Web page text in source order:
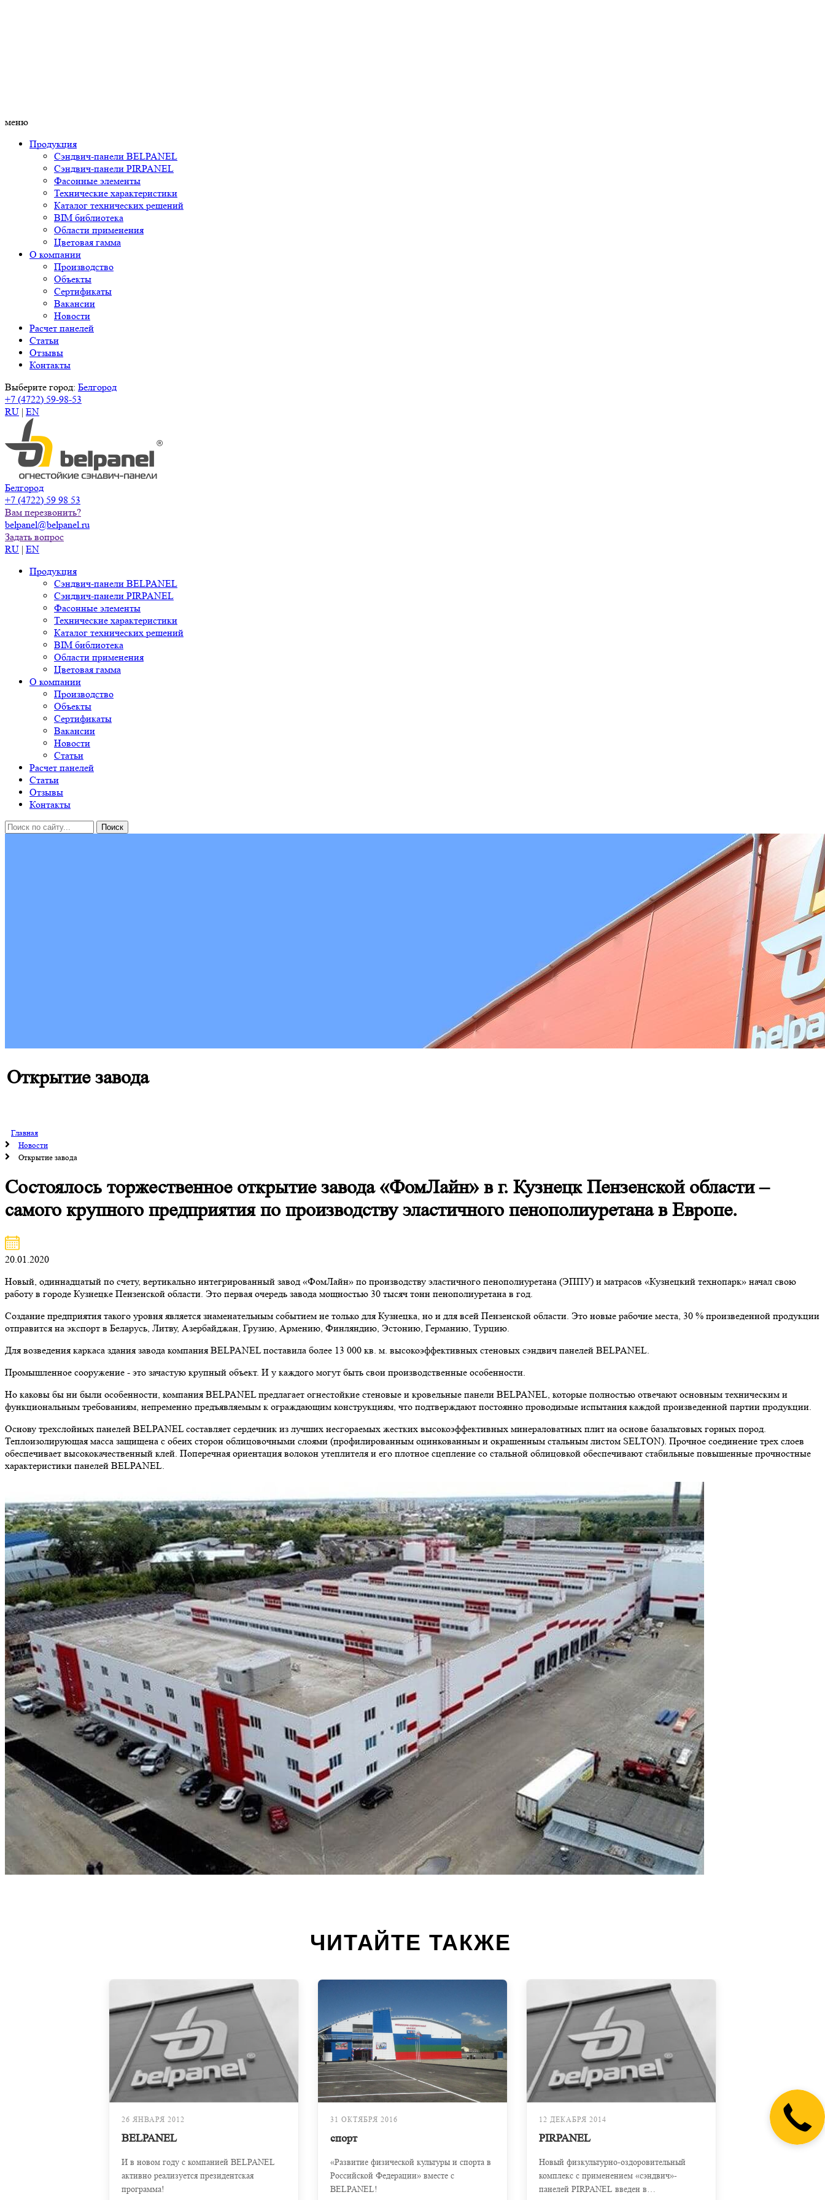
меню
Продукция
Сэндвич-панели BELPANEL
Сэндвич-панели PIRPANEL
Фасонные элементы
Технические характеристики
Каталог технических решений
BIM библиотека
Области применения
Цветовая гамма
О компании
Производство
Объекты
Сертификаты
Вакансии
Новости
Расчет панелей
Статьи
Отзывы
Контакты
Выберите город: Белгород
+7 (4722) 59-98-53
RU | EN
Белгород
+7 (4722) 59 98 53
Вам перезвонить?
belpanel@belpanel.ru
Задать вопрос
RU | EN
Продукция
Сэндвич-панели BELPANEL
Сэндвич-панели PIRPANEL
Фасонные элементы
Технические характеристики
Каталог технических решений
BIM библиотека
Области применения
Цветовая гамма
О компании
Производство
Объекты
Сертификаты
Вакансии
Новости
Статьи
Расчет панелей
Статьи
Отзывы
Контакты
Открытие завода
Главная
Новости
Открытие завода
Состоялось торжественное открытие завода «ФомЛайн» в г. Кузнецк Пензенской области –
самого крупного предприятия по производству эластичного пенополиуретана в Европе.
20.01.2020
Новый, одиннадцатый по счету, вертикально интегрированный завод «ФомЛайн» по производству эластичного пенополиуретана (ЭППУ) и матрасов «Кузнецкий технопарк» начал свою
работу в городе Кузнецке Пензенской области. Это первая очередь завода мощностью 30 тысяч тонн пенополиуретана в год.
Создание предприятия такого уровня является знаменательным событием не только для Кузнецка, но и для всей Пензенской области. Это новые рабочие места, 30 % произведенной продукции
отправится на экспорт в Беларусь, Литву, Азербайджан, Грузию, Армению, Финляндию, Эстонию, Германию, Турцию.
Для возведения каркаса здания завода компания BELPANEL поставила более 13 000 кв. м. высокоэффективных стеновых сэндвич панелей BELPANEL.
Промышленное сооружение - это зачастую крупный объект. И у каждого могут быть свои производственные особенности.
Но каковы бы ни были особенности, компания BELPANEL предлагает огнестойкие стеновые и кровельные панели BELPANEL, которые полностью отвечают основным техническим и
функциональным требованиям, непременно предъявляемым к ограждающим конструкциям, что подтверждают постоянно проводимые испытания каждой произведенной партии продукции.
Основу трехслойных панелей BELPANEL составляет сердечник из лучших несгораемых жестких высокоэффективных минераловатных плит на основе базальтовых горных пород.
Теплоизолирующая масса защищена с обеих сторон облицовочными слоями (профилированным оцинкованным и окрашенным стальным листом SELTON). Прочное соединение трех слоев
обеспечивает высококачественный клей. Поперечная ориентация волокон утеплителя и его плотное сцепление со стальной облицовкой обеспечивают стабильные повышенные прочностные
характеристики панелей BELPANEL.
ЧИТАЙТЕ ТАКЖЕ
26 ЯНВАРЯ 2012
BELPANEL
И в новом году с компанией BELPANEL
активно реализуется президентская
программа!
31 ОКТЯБРЯ 2016
спорт
«Развитие физической культуры и спорта в
Российской Федерации» вместе с
BELPANEL!
12 ДЕКАБРЯ 2014
PIRPANEL
Новый физкультурно-оздоровительный
комплекс с применением «сэндвич»-
панелей PIRPANEL введен в